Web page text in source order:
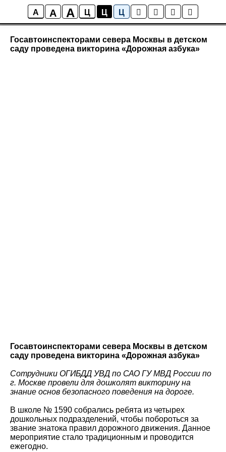
A A A Ц Ц Ц
Новости района Коптево
Госавтоинспекторами севера Москвы в детском
саду проведена викторина «Дорожная азбука»
Госавтоинспекторами севера Москвы в детском
саду проведена викторина «Дорожная азбука»
Сотрудники ОГИБДД УВД по САО ГУ МВД России по
г. Москве провели для дошколят викторину на
знание основ безопасного поведения на дороге.
В школе № 1590 собрались ребята из четырех
дошкольных подразделений, чтобы побороться за
звание знатока правил дорожного движения. Данное
мероприятие стало традиционным и проводится
ежегодно.